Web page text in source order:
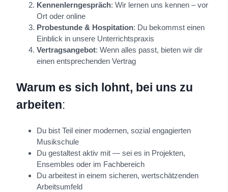
Kennenlerngespräch: Wir lernen uns kennen – vor
Ort oder online
Probestunde & Hospitation: Du bekommst einen
Einblick in unsere Unterrichtspraxis
Vertragsangebot: Wenn alles passt, bieten wir dir
einen entsprechenden Vertrag
Warum es sich lohnt, bei uns zu
arbeiten:
Du bist Teil einer modernen, sozial engagierten
Musikschule
Du gestaltest aktiv mit — sei es in Projekten,
Ensembles oder im Fachbereich
Du arbeitest in einem sicheren, wertschätzenden
Arbeitsumfeld